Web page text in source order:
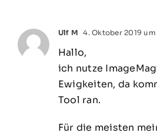
Ulf M 4. Oktober 2019 um
Hallo,
ich nutze
Ewigkeiten, da
Tool ran.
Für die meisten